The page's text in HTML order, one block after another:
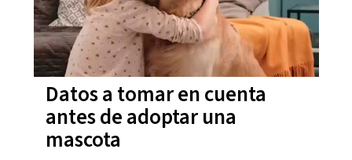
Datos a tomar en cuenta
antes de adoptar una
mascota